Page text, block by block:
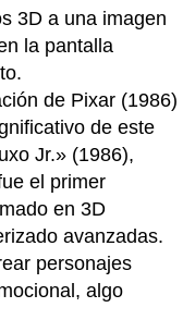
3D a una imagen
la pantalla
de Pixar (1986)
de este
Jr.» (1986),
el primer
en 3D
avanzadas.
personajes
algo